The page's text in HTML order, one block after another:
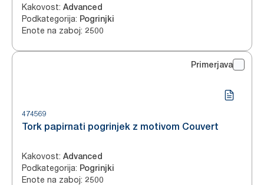
Kakovost: Advanced
Podkategorija: Pogrinjki
Enote na zaboj: 2500
Primerjava
474569
Tork papirnati pogrinjek z motivom Couvert
Kakovost: Advanced
Podkategorija: Pogrinjki
Enote na zaboj: 2500